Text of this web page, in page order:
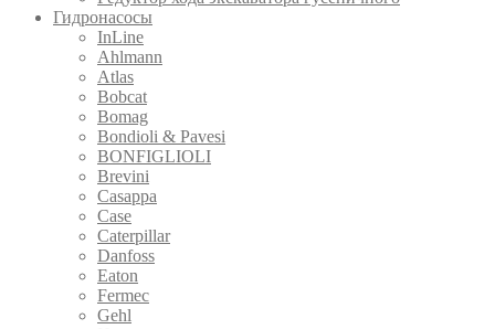
Гидронасосы
InLine
Ahlmann
Atlas
Bobcat
Bomag
Bondioli & Pavesi
BONFIGLIOLI
Brevini
Casappa
Case
Caterpillar
Danfoss
Eaton
Fermec
Gehl